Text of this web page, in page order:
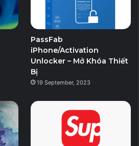
PassFab
iPhone/Activation
Unlocker – Mở Khóa Thiết
Bị
19 September, 2023